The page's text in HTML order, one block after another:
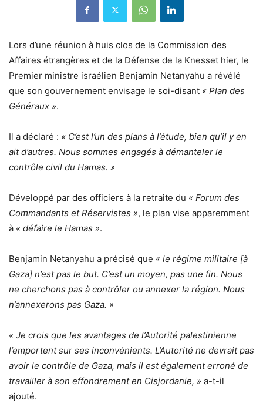
Lors d’une réunion à huis clos de la Commission des
Affaires étrangères et de la Défense de la Knesset hier, le
Premier ministre israélien Benjamin Netanyahu a révélé
que son gouvernement envisage le soi-disant « Plan des
Généraux ».
Il a déclaré : « C’est l’un des plans à l’étude, bien qu’il y en
ait d’autres. Nous sommes engagés à démanteler le
contrôle civil du Hamas. »
Développé par des officiers à la retraite du « Forum des
Commandants et Réservistes », le plan vise apparemment
à « défaire le Hamas ».
Benjamin Netanyahu a précisé que « le régime militaire [à
Gaza] n’est pas le but. C’est un moyen, pas une fin. Nous
ne cherchons pas à contrôler ou annexer la région. Nous
n’annexerons pas Gaza. »
« Je crois que les avantages de l’Autorité palestinienne
l’emportent sur ses inconvénients. L’Autorité ne devrait pas
avoir le contrôle de Gaza, mais il est également erroné de
travailler à son effondrement en Cisjordanie, » a-t-il
ajouté.